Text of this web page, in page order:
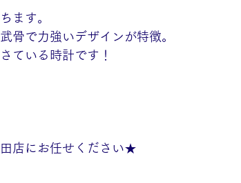
ます。
骨で力強いデザインが特徴。
ている時計です！
店にお任せください★